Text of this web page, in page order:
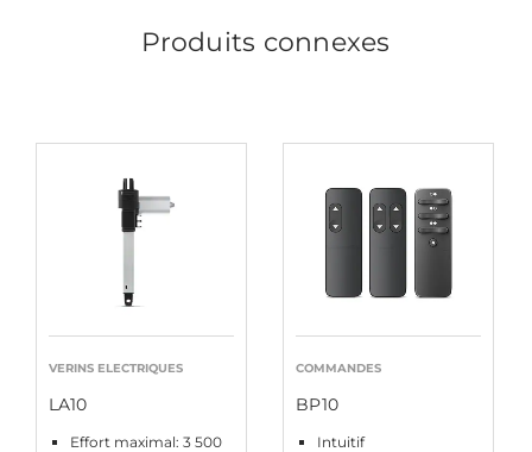
Produits connexes
VERINS ELECTRIQUES
LA10
Effort maximal: 3 500
COMMANDES
BP10
Intuitif